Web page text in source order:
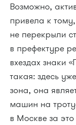
Возможно,
привела к
не перекрыли
в префектуре
вхездах знаки
такая: здесь
зона, она
машин на
в Москве за